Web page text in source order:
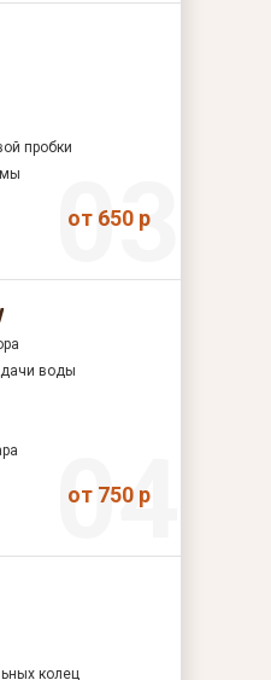
пробки
от 650 р
воды
от 750 р
колец